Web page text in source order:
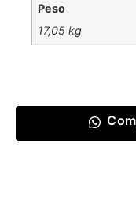
Peso
17,05 kg